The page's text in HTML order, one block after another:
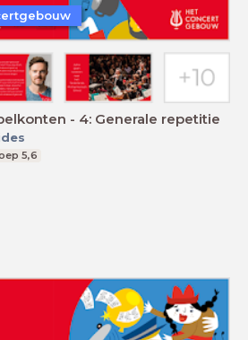
- 4: Generale repetitie
5,6